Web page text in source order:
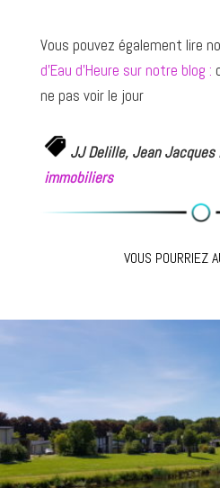
Vous pouvez également lire
d’Eau d’Heure sur notre blog :
ne pas voir le jour
JJ Delille, Jean Jacques
immobiliers
VOUS POURRIEZ